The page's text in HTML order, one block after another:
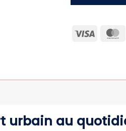
Visa
urbain au